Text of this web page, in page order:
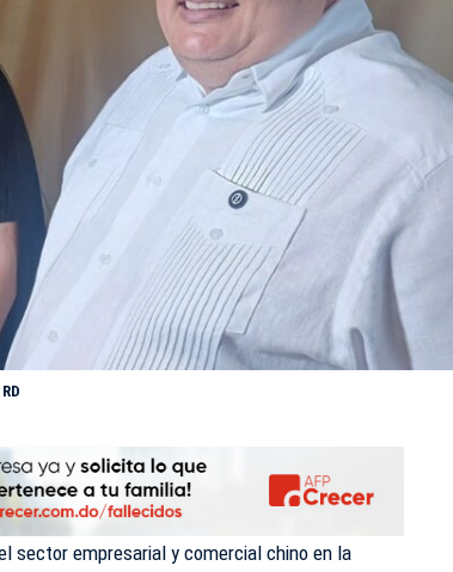
sector empresarial y comercial chino en la